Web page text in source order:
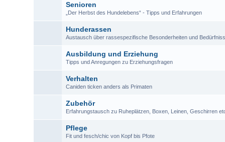
Senioren
„Der Herbst des Hundelebens“ - Tipps und Erfahrungen
Hunderassen
Austausch über rassespezifische Besonderheiten und
Ausbildung und Erziehung
Tipps und Anregungen zu Erziehungsfragen
Verhalten
Caniden ticken anders als Primaten
Zubehör
Erfahrungstausch zu Ruheplätzen, Boxen, Leinen, Geschirren
Pflege
Fit und fesch/chic von Kopf bis Pfote